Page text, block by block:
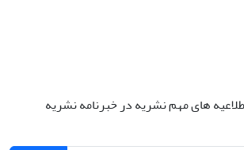
های مهم نشریه در خبرنامه نشریه